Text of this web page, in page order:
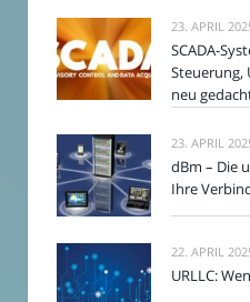
23. APRIL
SCADA-
Steuerung,
neu
23. APRIL
dBm – Die
Ihre
22. APRIL
URLLC: